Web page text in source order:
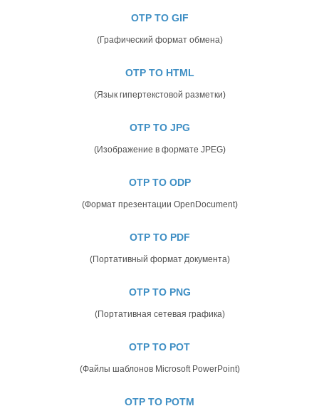
OTP TO GIF
(Графический формат обмена)
OTP TO HTML
(Язык гипертекстовой разметки)
OTP TO JPG
(Изображение в формате JPEG)
OTP TO ODP
(Формат презентации OpenDocument)
OTP TO PDF
(Портативный формат документа)
OTP TO PNG
(Портативная сетевая графика)
OTP TO POT
(Файлы шаблонов Microsoft PowerPoint)
OTP TO POTM